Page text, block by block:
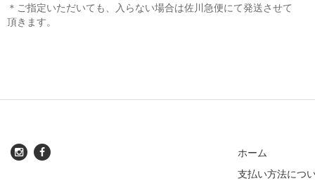
＊ご指定いただいても、入らない場合は佐川急便にて発送させて
頂きます。
ホーム
支払い方法につ